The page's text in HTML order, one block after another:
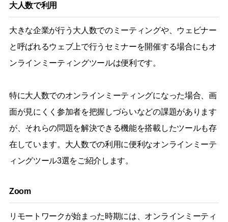
大人数で利用
大きな企業が行う大人数でのミーティングや、ウェビナー
と呼ばれるウェブ上で行うセミナーを開催する場合にもオ
ンラインミーティングツールは便利です。
特に大人数でのオンラインミーティングになった場合、画
面が見にくく参加者を把握しづらいなどの課題があります
が、それらの問題を解決できる機能を搭載したツールも存
在しています。大人数での利用に便利なオンラインミーテ
ィングツール3選をご紹介します。
Zoom
リモートワークが始まった時期には、オンラインミーティ